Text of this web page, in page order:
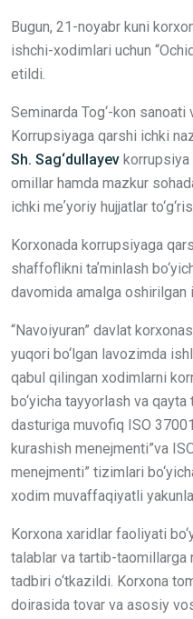
Bugun, 21-noyabr kuni
ishchi-xodimlari uchun
etildi.
Seminarda Tog‘-kon
Korrupsiyaga qarshi ichki
Sh. Sag‘dullayev
omillar hamda mazkur
ichki meʼyoriy hujjatlar
Korxonada korrupsiyaga
shaffoflikni taʼminlash
davomida amalga oshirilgan
“Navoiyuran” davlat
yuqori bo‘lgan lavozimda
qabul qilingan xodimlarni
bo‘yicha tayyorlash va
dasturiga muvofiq ISO
kurashish menejmenti”va
menejmenti” tizimlari
xodim muvaffaqiyatli
Korxona xaridlar faoliyati
talablar va tartib-
tadbiri o‘tkazildi. Korxona
doirasida tovar va asosiy